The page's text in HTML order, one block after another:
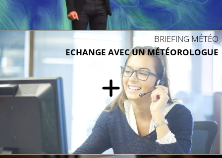
BRIEFING MÉTÉO
ECHANGE AVEC UN MÉTÉOROLOGUE